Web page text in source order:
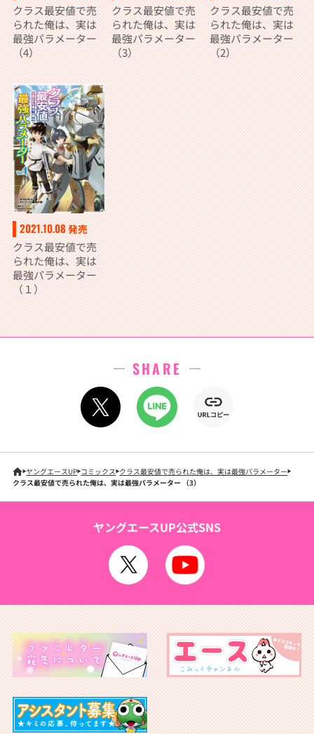
クラス最安値で売
られた俺は、実は
最強パラメーター
（4）
クラス最安値で売
られた俺は、実は
最強パラメーター
（3）
クラス最安値で売
られた俺は、実は
最強パラメーター
（2）
2021.10.08 発売
クラス最安値で売
られた俺は、実は
最強パラメーター
（１）
SHARE
ヤングエースUP コミックス クラス最安値で売られた俺は、実は最強パラメーター
クラス最安値で売られた俺は、実は最強パラメーター （3）
ヤングエースUP公式SNS